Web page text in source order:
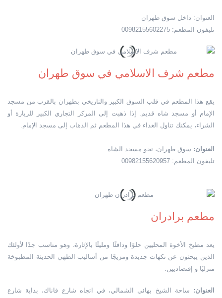
العنوان: داخل سوق طهران
تليفون المطعم: 00982155602275
مطعم شرف الاسلامي في سوق طهران
يقع هذا المطعم في قلب السوق الكبير والتاريخي بطهران بالقرب من مسجد
الإمام أو مسجد شاه قديم. إذا ذهبت إلى المركز التجاري الكبير للزيارة أو
الشراء، يمكنك تناول الغداء في هذا المطعم ثم الذهاب إلى مسجد الإمام.
العنوان: سوق طهران، نحو مسجد الشاه
تليفون المطعم: 00982155620957
مطعم برادران
يعد مطبخ الأخوة المحليين حلوًا ودافئًا ومليئًا بالإثارة، وهو مناسب جدًا لأولئك
الذين يبحثون عن نكهات جديدة ومزيجًا من أساليب الطهي الحديثة المطبوخة
منزليًا و إقتصاديين.
العنوان: ساحة الشيخ بهائي الشمالي، في اتجاه شارع فاناك، بداية شارع